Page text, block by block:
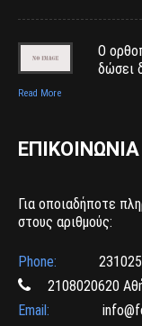
Ο
δώσει
Read More
ΕΠΙΚΟΙΝΩΝΙΑ
Για οποιαδήποτε
στους αριθμούς:
Phone:
2108020620
Email: